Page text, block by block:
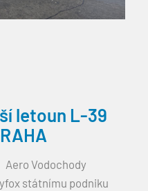
letoun L-39
Vodochody
státnímu podniku